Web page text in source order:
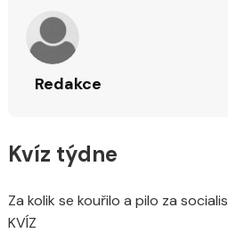
Redakce
Kvíz týdne
Za kolik se kouřilo a pilo za
KVÍZ